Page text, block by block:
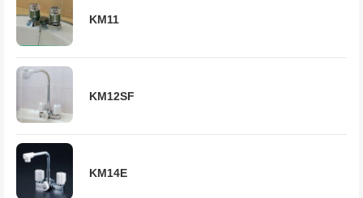
KM11
KM12SF
KM14E